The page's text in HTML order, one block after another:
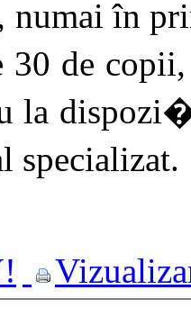
numai în
30 de
la
specializat.